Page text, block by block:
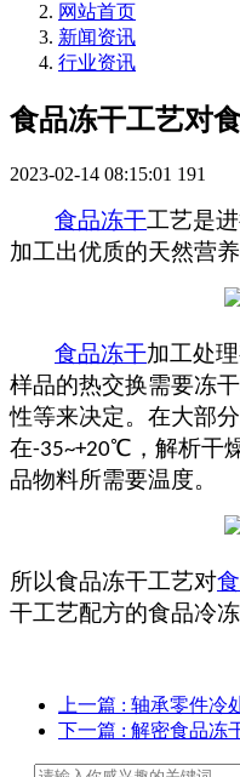
网站首页
新闻资讯
行业资讯
食品冻干工艺对
2023-02-14 08:15:01 191
食品冻干工艺是
加工出优质的天然营
食品冻干加工处
样品的热交换需要冻
性等来决定。在大部
在-35~+20℃，解析干
品物料所需要温度。
所以食品冻干工艺对
干工艺配方的食品冷
上一篇 : 轴承零件冷
下一篇 : 解密食品冻